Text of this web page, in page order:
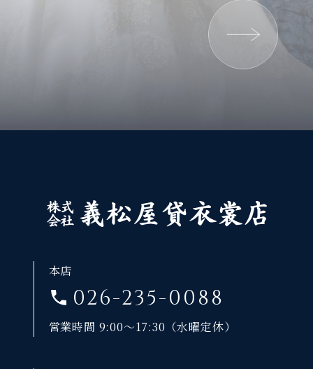
本店
026-235-0088
営業時間 9:00～17:30（水曜定休）